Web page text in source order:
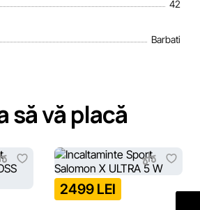
și actualizează periodic informațiile
rezonabil.
42
Barbati
să vă placă
2499 LEI